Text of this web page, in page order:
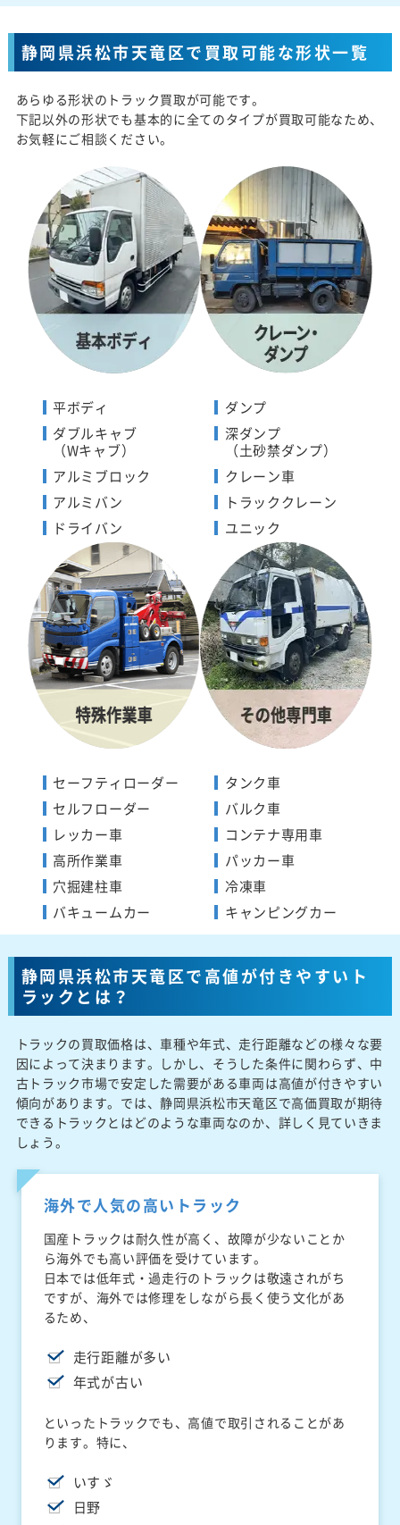
静岡県浜松市天竜区で買取可能な形状一覧
あらゆる形状のトラック買取が可能です。
下記以外の形状でも基本的に全てのタイプが買取可能なため、
お気軽にご相談ください。
平ボディ
ダブルキャブ
（Wキャブ）
アルミブロック
アルミバン
ドライバン
ダンプ
深ダンプ
（土砂禁ダンプ）
クレーン車
トラッククレーン
ユニック
セーフティローダー
セルフローダー
レッカー車
高所作業車
穴掘建柱車
バキュームカー
タンク車
バルク車
コンテナ専用車
パッカー車
冷凍車
キャンピングカー
静岡県浜松市天竜区で高値が付きやすいト
ラックとは？
トラックの買取価格は、車種や年式、走行距離などの様々な要
因によって決まります。しかし、そうした条件に関わらず、中
古トラック市場で安定した需要がある車両は高値が付きやすい
傾向があります。では、静岡県浜松市天竜区で高価買取が期待
できるトラックとはどのような車両なのか、詳しく見ていきま
しょう。
海外で人気の高いトラック
国産トラックは耐久性が高く、故障が少ないことか
ら海外でも高い評価を受けています。
日本では低年式・過走行のトラックは敬遠されがち
ですが、海外では修理をしながら長く使う文化があ
るため、
走行距離が多い
年式が古い
といったトラックでも、高値で取引されることがあ
ります。特に、
いすゞ
日野